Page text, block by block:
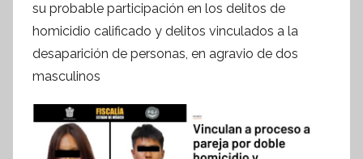
n
t
e
s
I
su probable participación en los delitos de
homicidio calificado y delitos vinculados a la
desaparición de personas, en agravio de dos
masculinos